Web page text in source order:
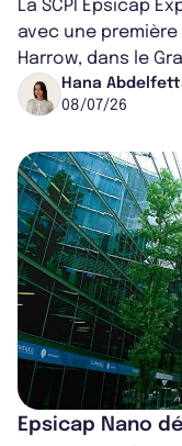
La SCPI Epsicap
avec une
Harrow, dans le
et The Gym Group
Hana
08/07/26
Epsicap Nano